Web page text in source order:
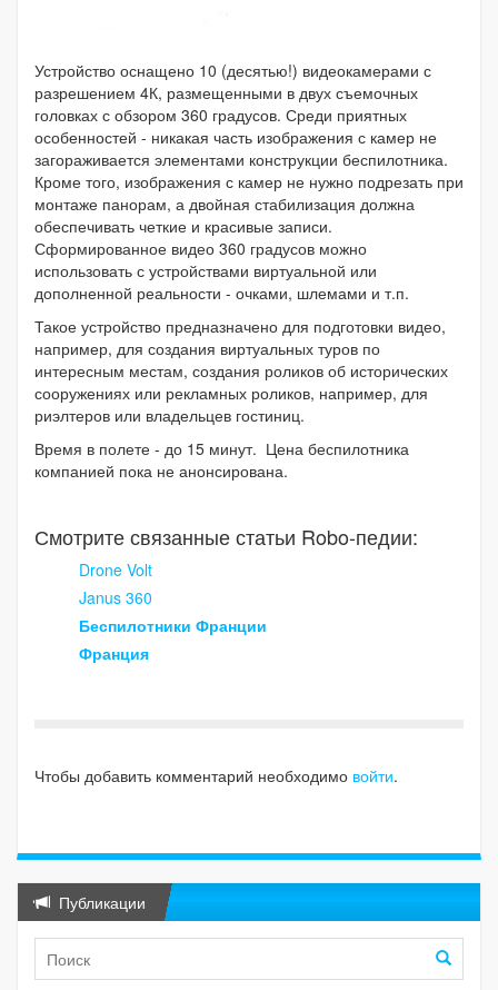
Устройство оснащено 10 (десятью!) видеокамерами с
разрешением 4К, размещенными в двух съемочных
головках с обзором 360 градусов. Среди приятных
особенностей - никакая часть изображения с камер не
загораживается элементами конструкции беспилотника.
Кроме того, изображения с камер не нужно подрезать при
монтаже панорам, а двойная стабилизация должна
обеспечивать четкие и красивые записи.
Сформированное видео 360 градусов можно
использовать с устройствами виртуальной или
дополненной реальности - очками, шлемами и т.п.
Такое устройство предназначено для подготовки видео,
например, для создания виртуальных туров по
интересным местам, создания роликов об исторических
сооружениях или рекламных роликов, например, для
риэлтеров или владельцев гостиниц.
Время в полете - до 15 минут. Цена беспилотника
компанией пока не анонсирована.
Смотрите связанные статьи Robo-педии:
Drone Volt
Janus 360
Беспилотники Франции
Франция
Чтобы добавить комментарий необходимо войти.
Публикации